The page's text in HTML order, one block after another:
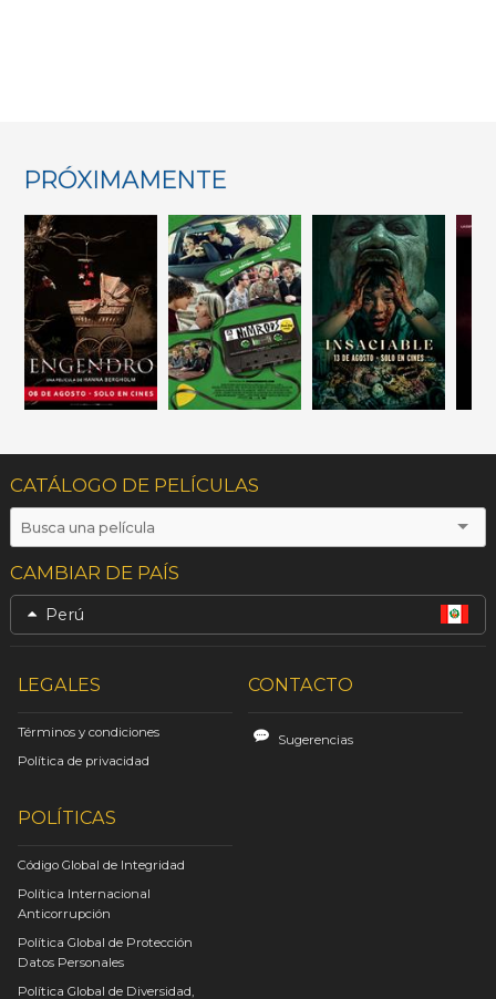
PRÓXIMAMENTE
CATÁLOGO DE PELÍCULAS
CAMBIAR DE PAÍS
Perú
LEGALES
Términos y condiciones
Política de privacidad
CONTACTO
Sugerencias
POLÍTICAS
Código Global de Integridad
Política Internacional
Anticorrupción
Política Global de Protección
Datos Personales
Política Global de Diversidad,